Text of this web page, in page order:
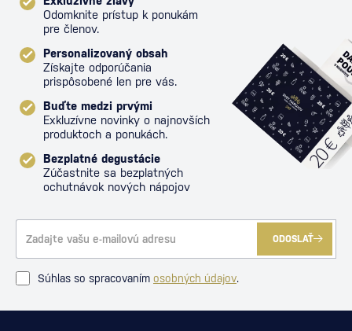
Odomknite prístup k ponukám
pre členov.
Personalizovaný obsah
Získajte odporúčania
prispôsobené len pre vás.
Buďte medzi prvými
Exkluzívne novinky o najnovších
produktoch a ponukách.
Bezplatné degustácie
Zúčastnite sa bezplatných
ochutnávok nových nápojov
ODOSLAŤ
Súhlas so spracovaním osobných údajov.